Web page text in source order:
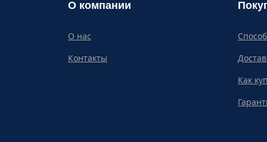
О компании
О нас
Контакты
Как